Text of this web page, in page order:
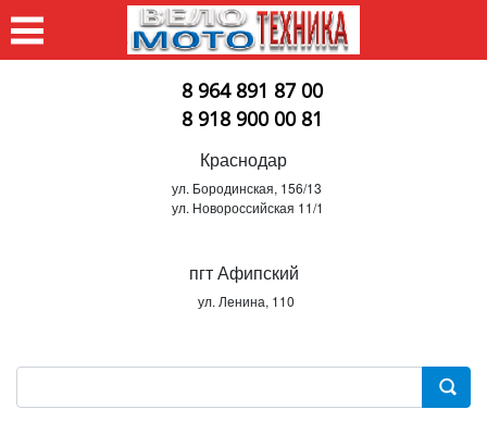
8 964 891 87 00
8 918 900 00 81
Краснодар
ул. Бородинская, 156/13
ул. Новороссийская 11/1
пгт Афипский
ул. Ленина, 110